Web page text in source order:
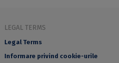
LEGAL TERMS
Legal Terms
Informare privind cookie-urile